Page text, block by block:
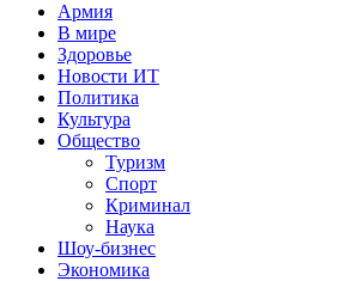
Армия
В мире
Здоровье
Новости ИТ
Политика
Культура
Общество
Туризм
Спорт
Криминал
Наука
Шоу-бизнес
Экономика